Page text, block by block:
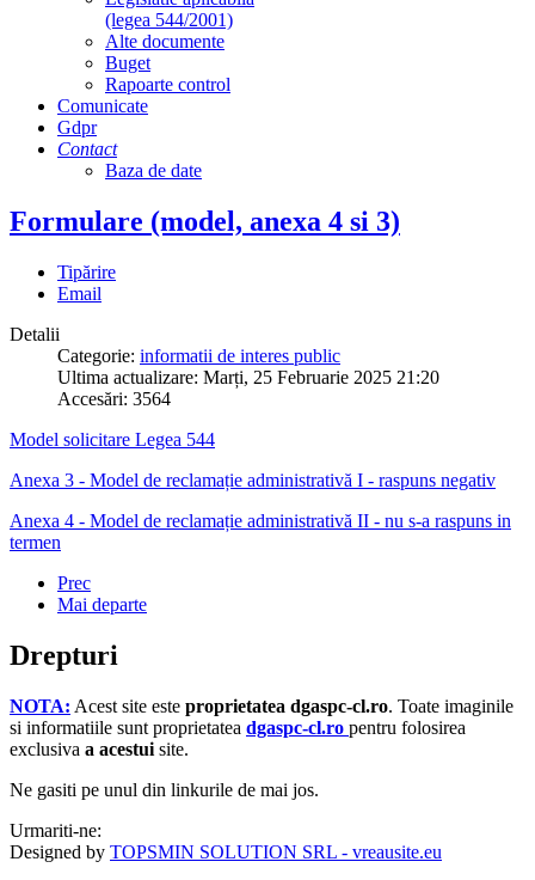
(legea 544/2001)
Alte documente
Buget
Rapoarte control
Comunicate
Gdpr
Contact
Baza de date
Formulare (model, anexa 4 si 3)
Tipărire
Email
Detalii
Categorie: informatii de interes public
Ultima actualizare: Marți, 25 Februarie 2025 21:20
Accesări: 3564
Model solicitare Legea 544
Anexa 3 - Model de reclamație administrativă I - raspuns negativ
Anexa 4 - Model de reclamație administrativă II - nu s-a raspuns in
termen
Prec
Mai departe
Drepturi
NOTA: Acest site este proprietatea dgaspc-cl.ro. Toate imaginile
si informatiile sunt proprietatea dgaspc-cl.ro pentru folosirea
exclusiva a acestui site.
Ne gasiti pe unul din linkurile de mai jos.
Urmariti-ne:
Designed by TOPSMIN SOLUTION SRL - vreausite.eu